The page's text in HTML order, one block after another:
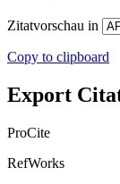
Zitatvorschau in
Copy to clipboard
Export
ProCite
RefWorks